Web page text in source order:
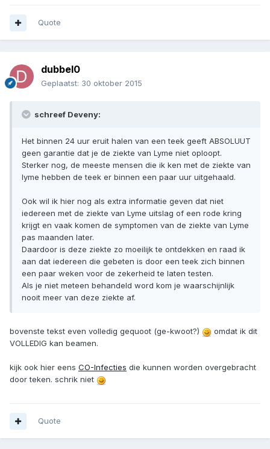
Quote
dubbel0
Geplaatst: 30 oktober 2015
schreef Deveny:
Het binnen 24 uur eruit halen van een teek geeft ABSOLUUT
geen garantie dat je de ziekte van Lyme niet oploopt.
Sterker nog, de meeste mensen die ik ken met de ziekte van
lyme hebben de teek er binnen een paar uur uitgehaald.
Ook wil ik hier nog als extra informatie geven dat niet
iedereen met de ziekte van Lyme uitslag of een rode kring
krijgt en vaak komen de symptomen van de ziekte van Lyme
pas maanden later.
Daardoor is deze ziekte zo moeilijk te ontdekken en raad ik
aan dat iedereen die gebeten is door een teek zich binnen
een paar weken voor de zekerheid te laten testen.
Als je niet meteen behandeld word kom je waarschijnlijk
nooit meer van deze ziekte af.
bovenste tekst even volledig gequoot (ge-kwoot?)
omdat ik dit
VOLLEDIG kan beamen.
kijk ook hier eens CO-Infecties die kunnen worden overgebracht
door teken. schrik niet
Quote